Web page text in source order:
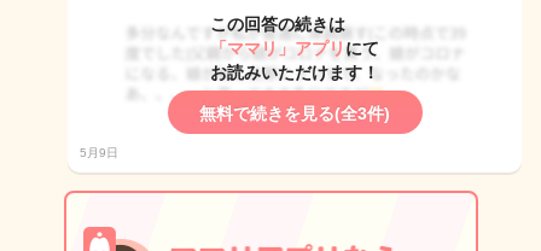
この回答の続きは
「ママリ」アプリ にて
お読みいただけます！
無料で続きを見る(全3件)
5月9日